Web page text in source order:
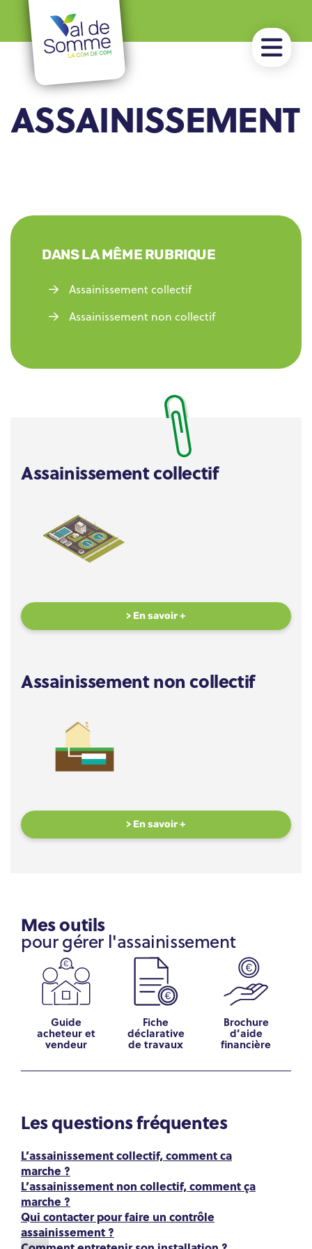
ASSAINISSEMENT
DANS LA MÊME RUBRIQUE
Assainissement collectif
Assainissement non collectif
Assainissement collectif
> En savoir +
Assainissement non collectif
> En savoir +
Mes outils
pour gérer l'assainissement
Guide
acheteur et
vendeur
Fiche
déclarative
de travaux
Brochure
d’aide
financière
Les questions fréquentes
L’assainissement collectif, comment ca
marche ?
L’assainissement non collectif, comment ça
marche ?
Qui contacter pour faire un contrôle
assainissement ?